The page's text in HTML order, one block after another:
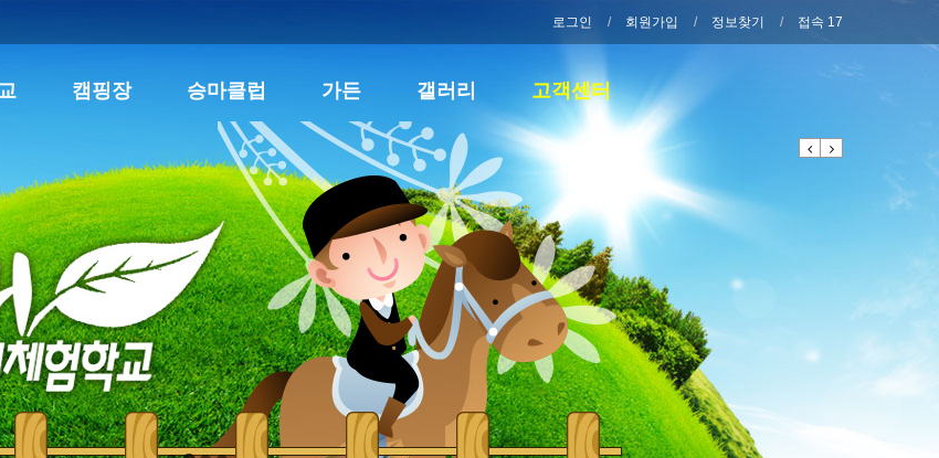
로그인 회원가입 정보찾기 접속 17
캠핑장 승마클럽 가든 갤러리 고객센터
Previous
Next